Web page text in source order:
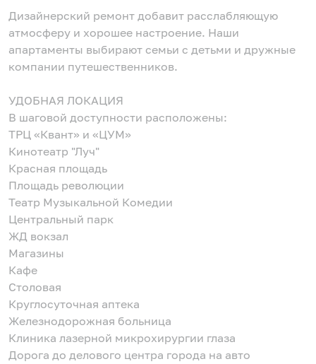
Дизайнерский ремонт добавит расслабляющую
атмосферу и хорошее настроение. Наши
апартаменты выбирают семьи с детьми и дружные
компании путешественников.
УДОБНАЯ ЛОКАЦИЯ
В шаговой доступности расположены:
ТРЦ «Квант» и «ЦУМ»
Кинотеатр "Луч"
Красная площадь
Площадь революции
Театр Музыкальной Комедии
Центральный парк
ЖД вокзал
Магазины
Кафе
Столовая
Круглосуточная аптека
Железнодорожная больница
Клиника лазерной микрохирургии глаза
Дорога до делового центра города на авто